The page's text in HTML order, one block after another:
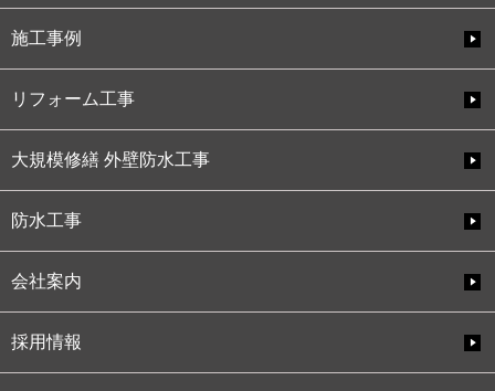
施工事例
リフォーム工事
大規模修繕 外壁防水工事
防水工事
会社案内
採用情報